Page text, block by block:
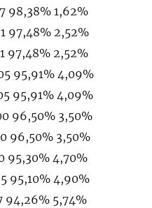
98,38% 1,62%
97,48% 2,52%
97,48% 2,52%
95,91% 4,09%
95,91% 4,09%
96,50% 3,50%
96,50% 3,50%
95,30% 4,70%
95,10% 4,90%
94,26% 5,74%